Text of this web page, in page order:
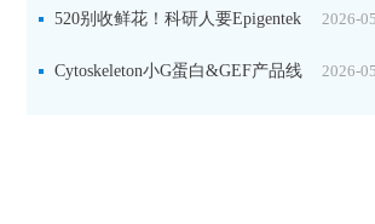
+抑制剂筛选双赋能，下单即赠京东卡2026-
520别收鲜花！科研人要Epigentek
试剂盒+京东卡！ 2026-
Cytoskeleton小G蛋白&GEF产品线